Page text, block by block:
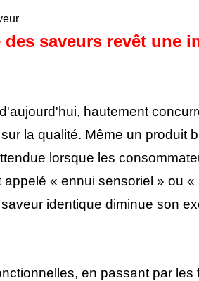
saveurs revêt une
hautement
la qualité. Même un produit
lorsque les
« ennui sensoriel » ou
identique diminue son
en passant par les